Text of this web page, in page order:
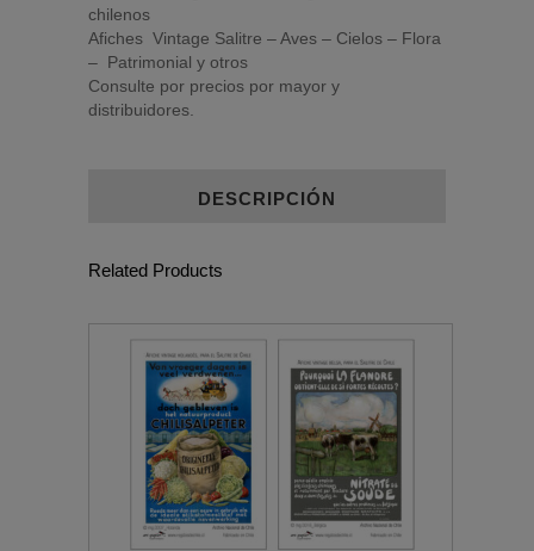
chilenos
Afiches Vintage Salitre – Aves – Cielos – Flora
– Patrimonial y otros
Consulte por precios por mayor y
distribuidores.
DESCRIPCIÓN
Related Products